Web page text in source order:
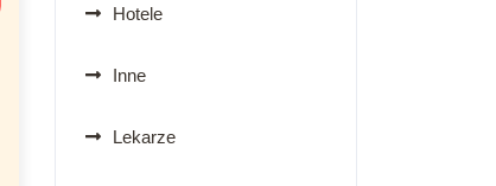
Hotele
Inne
Lekarze